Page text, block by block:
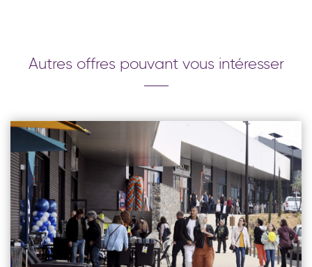
Autres offres pouvant vous intéresser